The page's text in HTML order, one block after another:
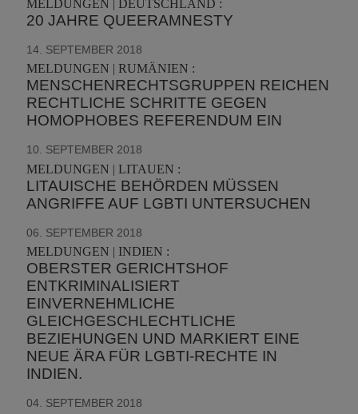
MELDUNGEN | DEUTSCHLAND :
20 JAHRE QUEERAMNESTY
14. SEPTEMBER 2018
MELDUNGEN | RUMÄNIEN :
MENSCHENRECHTSGRUPPEN REICHEN
RECHTLICHE SCHRITTE GEGEN
HOMOPHOBES REFERENDUM EIN
10. SEPTEMBER 2018
MELDUNGEN | LITAUEN :
LITAUISCHE BEHÖRDEN MÜSSEN
ANGRIFFE AUF LGBTI UNTERSUCHEN
06. SEPTEMBER 2018
MELDUNGEN | INDIEN :
OBERSTER GERICHTSHOF
ENTKRIMINALISIERT
EINVERNEHMLICHE
GLEICHGESCHLECHTLICHE
BEZIEHUNGEN UND MARKIERT EINE
NEUE ÄRA FÜR LGBTI-RECHTE IN
INDIEN.
04. SEPTEMBER 2018